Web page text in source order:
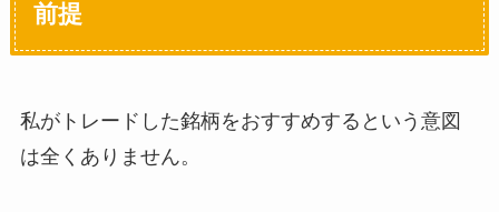
前提
私がトレードした銘柄をおすすめするという意図
は全くありません。